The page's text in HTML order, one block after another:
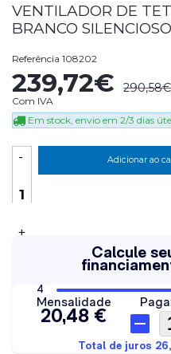
VENTILADOR DE
BRANCO
Referência 108202
239,72€ 290,58€
Com IVA
Em stock, envio em 2/3 dias
-
+
Adicionar ao